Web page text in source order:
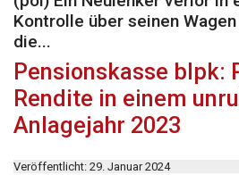
Kontrolle über seinen
die...
Pensionskasse blpk:
Rendite in einem
Anlagejahr 2023
Veröffentlicht: 29. Januar 2024